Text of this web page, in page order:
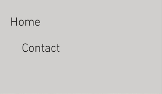
Home
Contact